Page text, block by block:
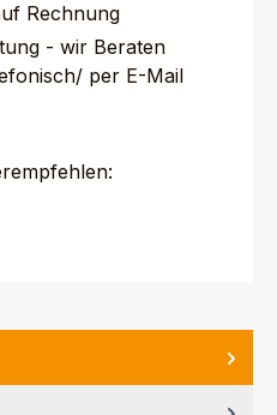
Rechnung
- wir Beraten
per E-Mail